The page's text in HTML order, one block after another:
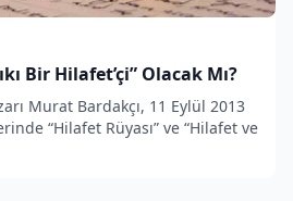
Bir Hilafet’çi” Olacak Mı?
Murat Bardakçı, 11 Eylül 2013
“Hilafet Rüyası” ve “Hilafet ve